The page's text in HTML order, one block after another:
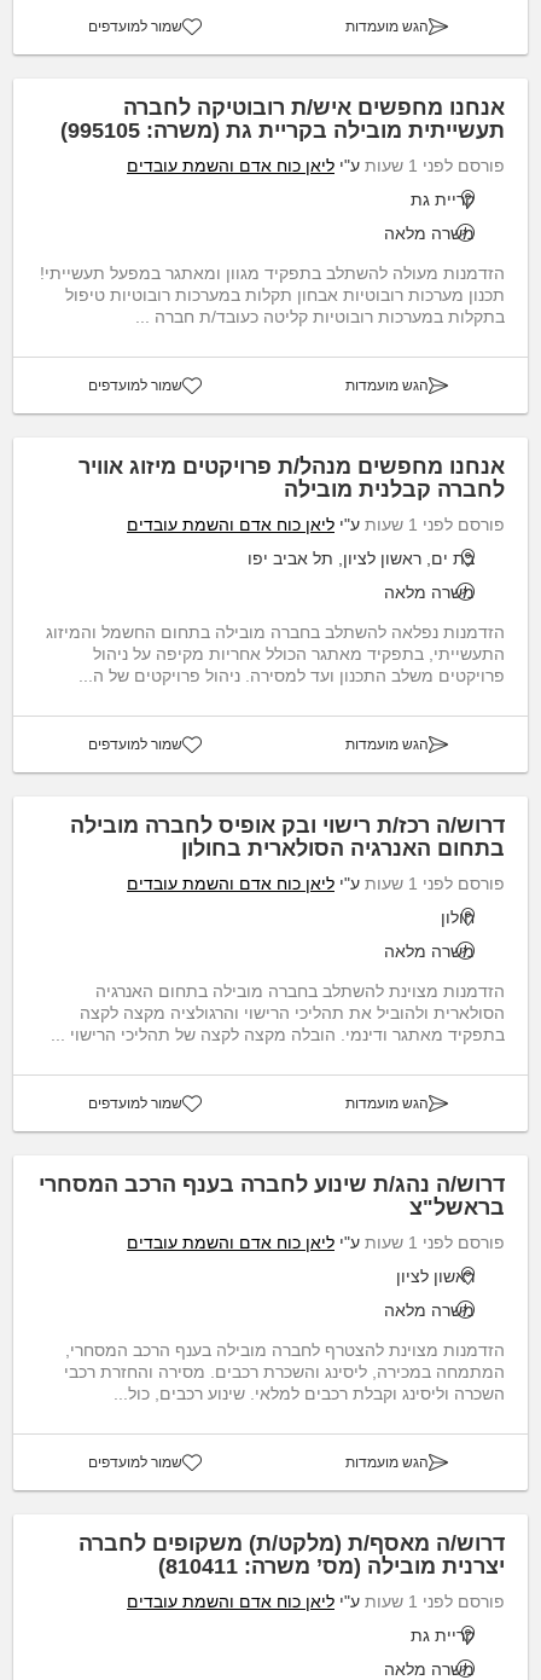
הגש מועמדות שמור למועדפים
אנחנו מחפשים איש/ת רובוטיקה לחברה
תעשייתית מובילה בקריית גת (משרה: 995105)
פורסם לפני 1 שעות ע"י ליאן כוח אדם והשמת עובדים
קריית גת
משרה מלאה
הזדמנות מעולה להשתלב בתפקיד מגוון ומאתגר במפעל תעשייתי!
תכנון מערכות רובוטיות אבחון תקלות במערכות רובוטיות טיפול
בתקלות במערכות רובוטיות קליטה כעובד/ת חברה ...
הגש מועמדות שמור למועדפים
אנחנו מחפשים מנהל/ת פרויקטים מיזוג אוויר
לחברה קבלנית מובילה
פורסם לפני 1 שעות ע"י ליאן כוח אדם והשמת עובדים
בת ים, ראשון לציון, תל אביב יפו
משרה מלאה
הזדמנות נפלאה להשתלב בחברה מובילה בתחום החשמל והמיזוג
התעשייתי, בתפקיד מאתגר הכולל אחריות מקיפה על ניהול
פרויקטים משלב התכנון ועד למסירה. ניהול פרויקטים של ה...
הגש מועמדות שמור למועדפים
דרוש/ה רכז/ת רישוי ובק אופיס לחברה מובילה
בתחום האנרגיה הסולארית בחולון
פורסם לפני 1 שעות ע"י ליאן כוח אדם והשמת עובדים
חולון
משרה מלאה
הזדמנות מצוינת להשתלב בחברה מובילה בתחום האנרגיה
הסולארית ולהוביל את תהליכי הרישוי והרגולציה מקצה לקצה
בתפקיד מאתגר ודינמי. הובלה מקצה לקצה של תהליכי הרישוי ...
הגש מועמדות שמור למועדפים
דרוש/ה נהג/ת שינוע לחברה בענף הרכב המסחרי
בראשל"צ
פורסם לפני 1 שעות ע"י ליאן כוח אדם והשמת עובדים
ראשון לציון
משרה מלאה
הזדמנות מצוינת להצטרף לחברה מובילה בענף הרכב המסחרי,
המתמחה במכירה, ליסינג והשכרת רכבים. מסירה והחזרת רכבי
השכרה וליסינג וקבלת רכבים למלאי. שינוע רכבים, כול...
הגש מועמדות שמור למועדפים
דרוש/ה מאסף/ת (מלקט/ת) משקופים לחברה
יצרנית מובילה (מס’ משרה: 810411)
פורסם לפני 1 שעות ע"י ליאן כוח אדם והשמת עובדים
קריית גת
משרה מלאה